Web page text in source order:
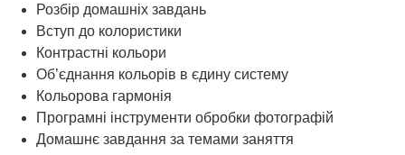
Розбір домашніх завдань
Вступ до колористики
Контрастні кольори
Об’єднання кольорів в єдину систему
Кольорова гармонія
Програмні інструменти обробки фотографій
Домашнє завдання за темами заняття